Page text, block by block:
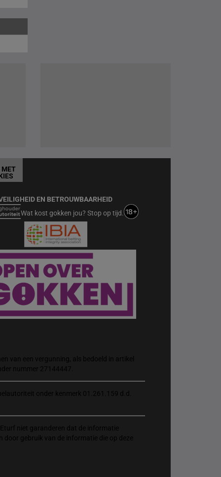
EN BETROUWBAARHEID
Wat kost gokken jou? Stop op tijd.
van een vergunning, als bedoeld in artikel
nummer 27144447.
onder kenmerk 01.261.159 d.d.
niet garanderen dat de informatie
gebruik van de informatie die op deze